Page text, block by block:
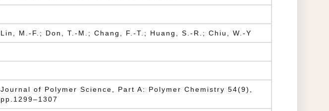
Lin, M.-F.; Don, T.-M.; Chang, F.-T.; Huang, S.-R.; Chiu, W.-Y
Journal of Polymer Science, Part A: Polymer Chemistry 54(9),
pp.1299–1307